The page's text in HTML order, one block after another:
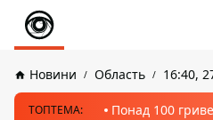
Новини Область 16:40,
ТОПТЕМА: Понад 100